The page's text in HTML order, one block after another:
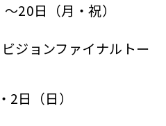
20日（月・祝）
ジョンファイナルトー
日（日）